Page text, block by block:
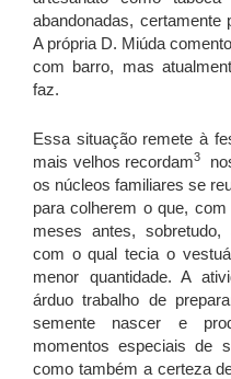
abandonadas, certamente
A própria D. Miúda
com barro, mas
faz.
Essa situação remete à
mais velhos recordam3
os núcleos familiares se
para colherem o que,
meses antes,
com o qual tecia o
menor quantidade. A
árduo trabalho de
semente nascer e
momentos especiais de
como também a certeza